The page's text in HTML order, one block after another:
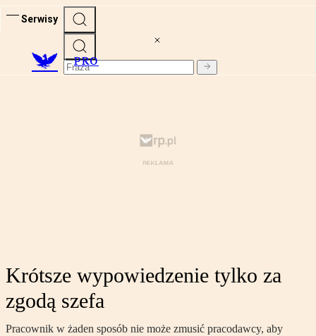
Serwisy
PRO
Krótsze wypowiedzenie tylko za
zgodą szefa
Pracownik w żaden sposób nie może zmusić pracodawcy, aby